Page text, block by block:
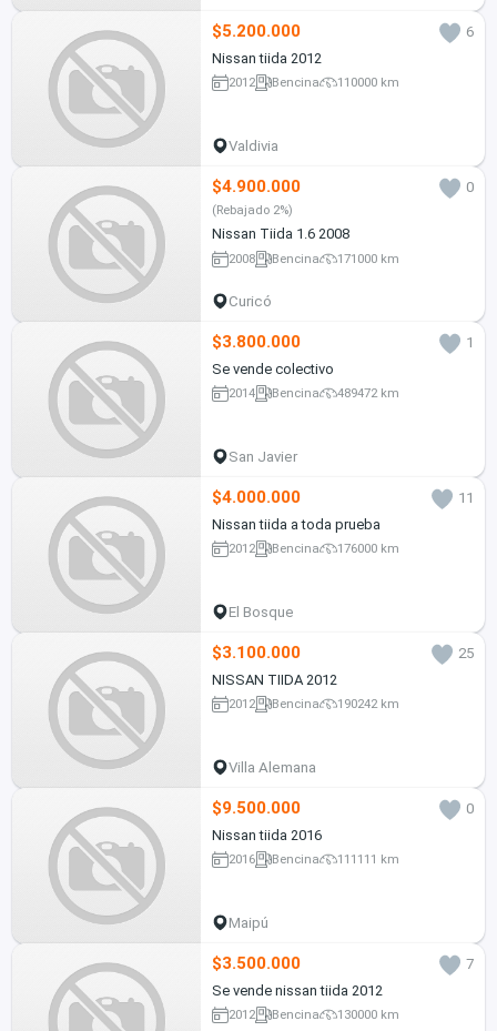
$5.200.000
6
Nissan tiida 2012
2012 Bencina 110000 km
Valdivia
$4.900.000 0
(Rebajado 2%)
Nissan Tiida 1.6 2008
2008 Bencina 171000 km
Curicó
$3.800.000
1
Se vende colectivo
2014 Bencina 489472 km
San Javier
$4.000.000
11
Nissan tiida a toda prueba
2012 Bencina 176000 km
El Bosque
$3.100.000
25
NISSAN TIIDA 2012
2012 Bencina 190242 km
Villa Alemana
$9.500.000
0
Nissan tiida 2016
2016 Bencina 111111 km
Maipú
$3.500.000
7
Se vende nissan tiida 2012
2012 Bencina 130000 km